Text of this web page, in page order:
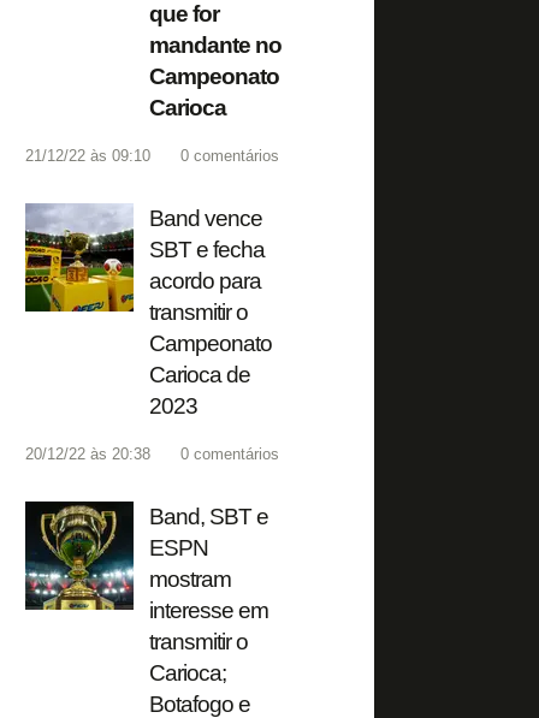
que for
mandante no
Campeonato
Carioca
21/12/22 às 09:10 0 comentários
Band vence
SBT e fecha
acordo para
transmitir o
Campeonato
Carioca de
2023
20/12/22 às 20:38 0 comentários
Band, SBT e
ESPN
mostram
interesse em
transmitir o
Carioca;
Botafogo e